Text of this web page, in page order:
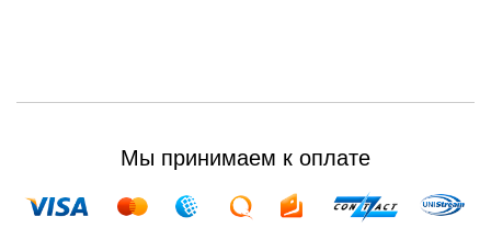
Мы принимаем к оплате